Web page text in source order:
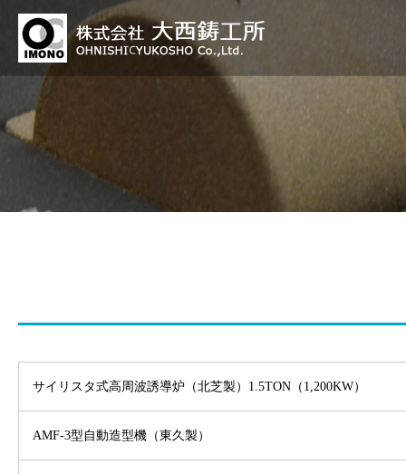
サイリスタ式高周波誘導炉（北芝製）1.5TON（1,200KW）
AMF-3型自動造型機（東久製）